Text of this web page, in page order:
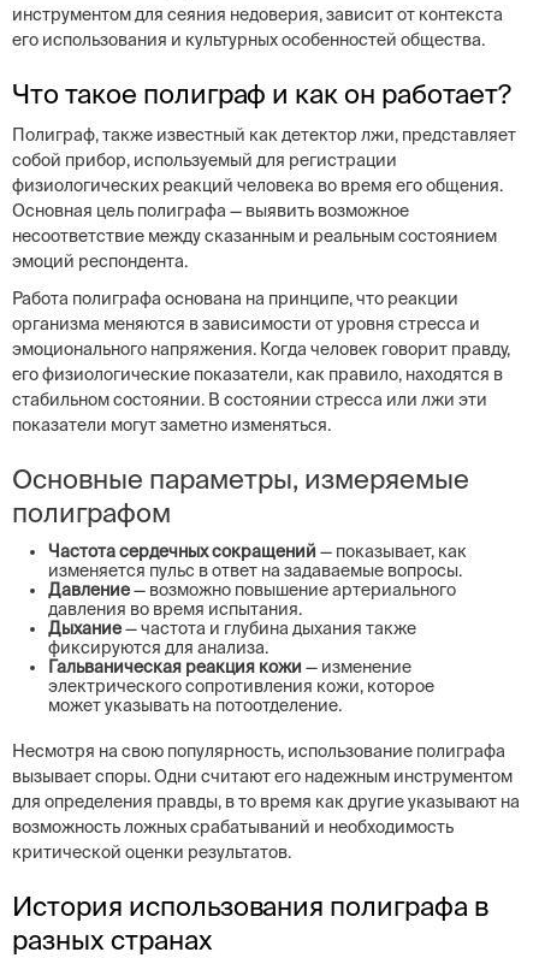
инструментом для сеяния недоверия, зависит от контекста
его использования и культурных особенностей общества.
Что такое полиграф и как он работает?
Полиграф, также известный как детектор лжи, представляет
собой прибор, используемый для регистрации
физиологических реакций человека во время его общения.
Основная цель полиграфа — выявить возможное
несоответствие между сказанным и реальным состоянием
эмоций респондента.
Работа полиграфа основана на принципе, что реакции
организма меняются в зависимости от уровня стресса и
эмоционального напряжения. Когда человек говорит правду,
его физиологические показатели, как правило, находятся в
стабильном состоянии. В состоянии стресса или лжи эти
показатели могут заметно изменяться.
Основные параметры, измеряемые
полиграфом
Частота сердечных сокращений — показывает, как
изменяется пульс в ответ на задаваемые вопросы.
Давление— возможно повышение артериального
давления во время испытания.
Дыхание— частота и глубина дыхания также
фиксируются для анализа.
Гальваническая реакция кожи — изменение
электрического сопротивления кожи, которое
может указывать на потоотделение.
Несмотря на свою популярность, использование полиграфа
вызывает споры. Одни считают его надежным инструментом
для определения правды, в то время как другие указывают на
возможность ложных срабатываний и необходимость
критической оценки результатов.
История использования полиграфа в
разных странах